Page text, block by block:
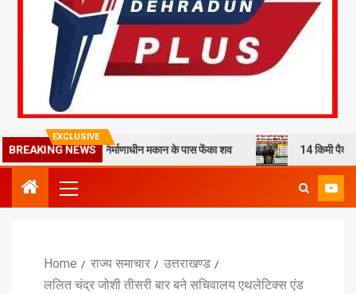
EXCLUSIVE
BREAKING NEWS
से हत्या कर निर्माणाधीन मकान के पास फेंका शव 14 किमी पैदल चलने को
Home राज्य समाचार
उत्तराखण्ड
ललित चंद्र जोशी तीसरी बार बने सचिवालय एथलेटिक्स एंड